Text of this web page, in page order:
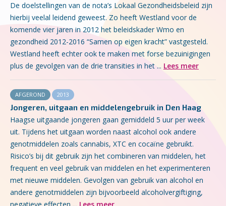
De doelstellingen van de nota’s Lokaal Gezondheidsbeleid zijn
hierbij veelal leidend geweest. Zo heeft Westland voor de
komende vier jaren in 2012 het beleidskader Wmo en
gezondheid 2012-2016 “Samen op eigen kracht” vastgesteld.
Westland heeft echter ook te maken met forse bezuinigingen
plus de gevolgen van de drie transities in het ... Lees meer
AFGEROND 2013
Jongeren, uitgaan en middelengebruik in Den Haag
Haagse uitgaande jongeren gaan gemiddeld 5 uur per week
uit. Tijdens het uitgaan worden naast alcohol ook andere
genotmiddelen zoals cannabis, XTC en cocaïne gebruikt.
Risico’s bij dit gebruik zijn het combineren van middelen, het
frequent en veel gebruik van middelen en het experimenteren
met nieuwe middelen. Gevolgen van gebruik van alcohol en
andere genotmiddelen zijn bijvoorbeeld alcoholvergiftiging,